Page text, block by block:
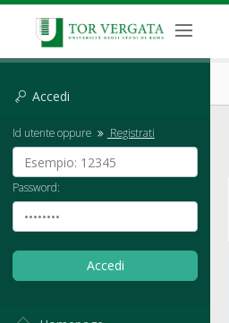
Accedi
Id utente oppure Registrati
Password: